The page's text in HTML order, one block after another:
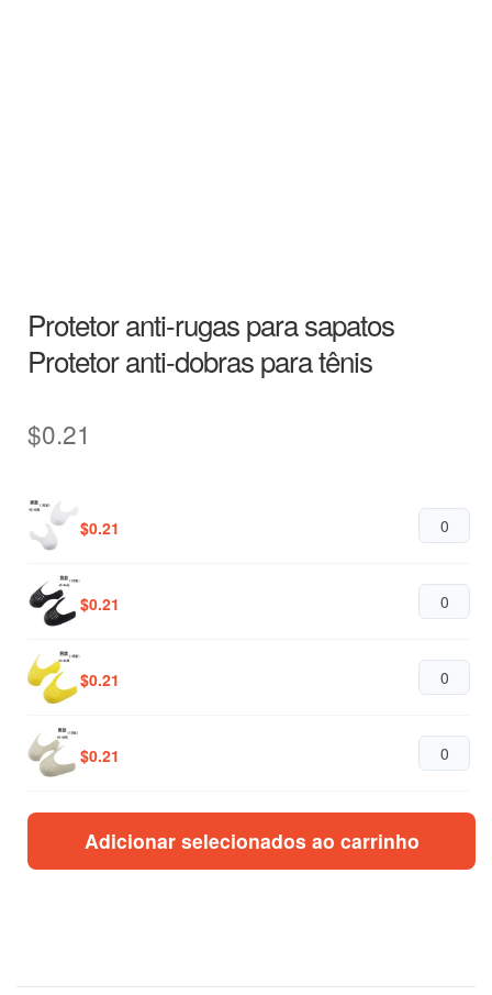
Protetor anti-rugas para sapatos
Protetor anti-dobras para tênis
$0.21
$0.21
$0.21
$0.21
$0.21
0.21
$0.21
Adicionar selecionados ao carrinho